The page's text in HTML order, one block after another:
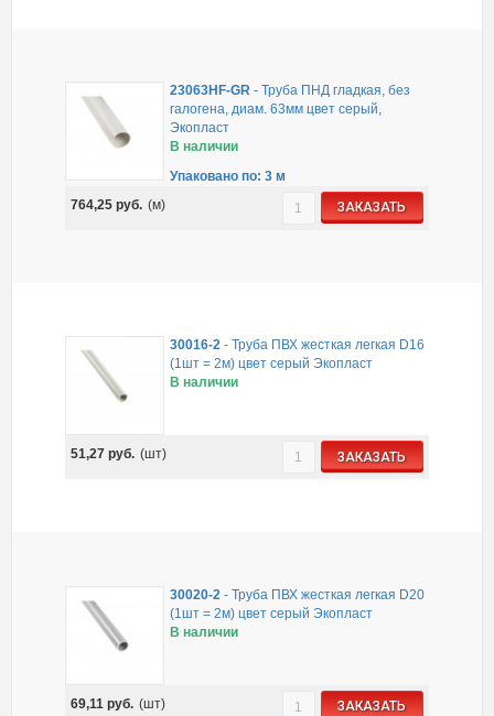
23063HF-GR -Труба ПНД гладкая, без
галогена, диам. 63мм цвет серый,
Экопласт
В наличии
Упаковано по: 3 м
764,25руб. (м) ЗАКАЗАТЬ
30016-2 -Труба ПВХ жесткая легкая D16
(1шт = 2м) цвет серый Экопласт
В наличии
51,27руб. (шт) ЗАКАЗАТЬ
30020-2 -Труба ПВХ жесткая легкая D20
(1шт = 2м) цвет серый Экопласт
В наличии
69,11руб. (шт) ЗАКАЗАТЬ